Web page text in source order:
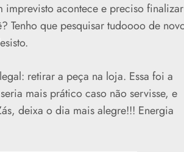
imprevisto acontece e preciso
Tenho que pesquisar tudoooo de
retirar a peça na loja. Essa foi a
mais prático caso não servisse, e
deixa o dia mais alegre!!! Energia